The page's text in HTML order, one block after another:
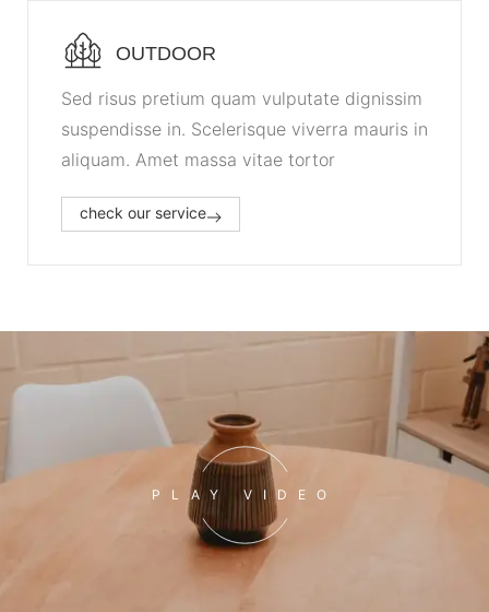
OUTDOOR
Sed risus pretium quam vulputate dignissim
suspendisse in. Scelerisque viverra mauris in
aliquam. Amet massa vitae tortor
check our service
PLAY VIDEO